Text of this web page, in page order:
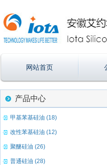
网站首页
产品中心
甲基苯基硅油 (18)
改性苯基硅油 (12)
聚醚硅油 (26)
普通硅油 (28)